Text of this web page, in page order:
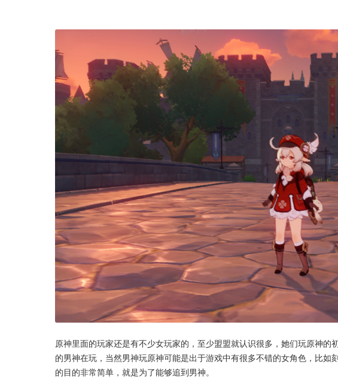
原神里面的玩家还是有不少女玩家的，至少盟盟就认识很多，她们玩原神的
的男神在玩，当然男神玩原神可能是出于游戏中有很多不错的女角色，比如
的目的非常简单，就是为了能够追到男神。